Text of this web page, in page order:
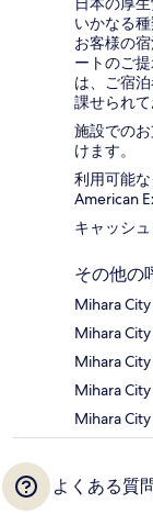
いかなる
お客様の
ートのご
は、ご宿
課せられ
施設での
けます。
利用可能な
American
キャッシ
その他の
Mihara
Mihara
Mihara
Mihara
Mihara
よくある質